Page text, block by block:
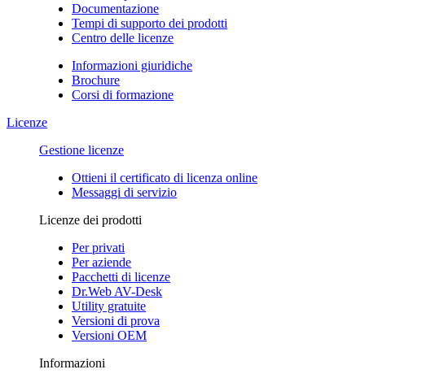
Documentazione
Tempi di supporto dei prodotti
Centro delle licenze
Informazioni giuridiche
Brochure
Corsi di formazione
Licenze
Gestione licenze
Ottieni il certificato di licenza online
Messaggi di servizio
Licenze dei prodotti
Per privati
Per aziende
Pacchetti di licenze
Dr.Web AV-Desk
Utility gratuite
Versioni di prova
Versioni OEM
Informazioni